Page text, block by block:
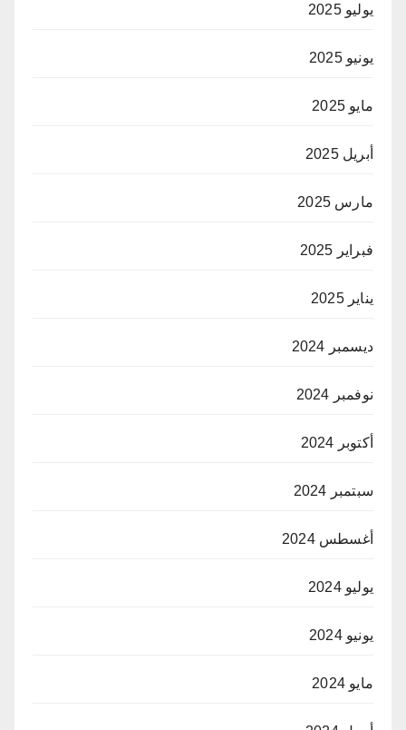
يوليو 2025
يونيو 2025
مايو 2025
أبريل 2025
مارس 2025
فبراير 2025
يناير 2025
ديسمبر 2024
نوفمبر 2024
أكتوبر 2024
سبتمبر 2024
أغسطس 2024
يوليو 2024
يونيو 2024
مايو 2024